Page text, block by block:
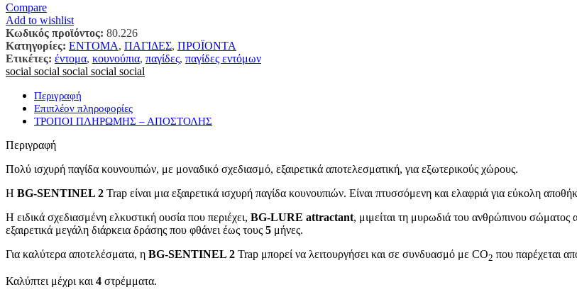
Compare
Add to wishlist
Κωδικός προϊόντος: 80.226
Κατηγορίες: ΕΝΤΟΜΑ, ΠΑΓΙΔΕΣ, ΠΡΟΪΟΝΤΑ
Ετικέτες: έντομα, κουνούπια, παγίδες, παγίδες εντόμων
social social social social social
Περιγραφή
Επιπλέον πληροφορίες
ΤΡΟΠΟΙ ΠΛΗΡΩΜΗΣ – ΑΠΟΣΤΟΛΗΣ
Περιγραφή
Πολύ ισχυρή παγίδα κουνουπιών, με μοναδικό σχεδιασμό, εξαιρετικά αποτελεσματική, για εξωτερικούς χώρους.
Η BG-SENTINEL 2 Trap είναι μια εξαιρετικά ισχυρή παγίδα κουνουπιών. Είναι πτυσσόμενη και ελαφριά για εύκολη
Η ειδικά σχεδιασμένη ελκυστική ουσία που περιέχει, BG-LURE attractant, μιμείται τη μυρωδιά του ανθρώπινου
εξαιρετικά μεγάλη διάρκεια δράσης που φθάνει έως τους 5 μήνες.
Για καλύτερα αποτελέσματα, η BG-SENTINEL 2 Trap μπορεί να λειτουργήσει και σε συνδυασμό με CO2 που παρέχεται
Καλύπτει μέχρι και 4 στρέμματα.